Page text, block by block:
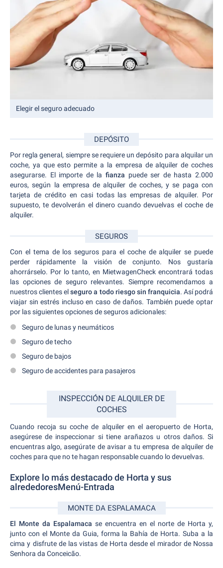
Elegir el seguro adecuado
DEPÓSITO
Por regla general, siempre se requiere un depósito para alquilar un
coche, ya que esto permite a la empresa de alquiler de coches
asegurarse. El importe de la fianza puede ser de hasta 2.000
euros, según la empresa de alquiler de coches, y se paga con
tarjeta de crédito en casi todas las empresas de alquiler. Por
supuesto, te devolverán el dinero cuando devuelvas el coche de
alquiler.
SEGUROS
Con el tema de los seguros para el coche de alquiler se puede
perder rápidamente la visión de conjunto. Nos gustaría
ahorrárselo. Por lo tanto, en MietwagenCheck encontrará todas
las opciones de seguro relevantes. Siempre recomendamos a
nuestros clientes elseguro a todo riesgo sin franquicia. Así podrá
viajar sin estrés incluso en caso de daños. También puede optar
por las siguientes opciones de seguros adicionales:
Seguro de lunas y neumáticos
Seguro de techo
Seguro de bajos
Seguro de accidentes para pasajeros
INSPECCIÓN DE ALQUILER DE
COCHES
Cuando recoja su coche de alquiler en el aeropuerto de Horta,
asegúrese de inspeccionar si tiene arañazos u otros daños. Si
encuentras algo, asegúrate de avisar a tu empresa de alquiler de
coches para que no te hagan responsable cuando lo devuelvas.
Explore lo más destacado de Horta y sus
alrededoresMenú-Entrada
MONTE DA ESPALAMACA
El Monte da Espalamaca se encuentra en el norte de Horta y,
junto con el Monte da Guia, forma la Bahía de Horta. Suba a la
cima y disfrute de las vistas de Horta desde el mirador de Nossa
Senhora da Conceicão.